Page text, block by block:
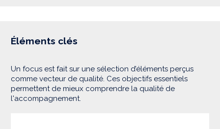
Éléments clés
Un focus est fait sur une sélection d’éléments perçus
comme vecteur de qualité. Ces objectifs essentiels
permettent de mieux comprendre la qualité de
l'accompagnement.